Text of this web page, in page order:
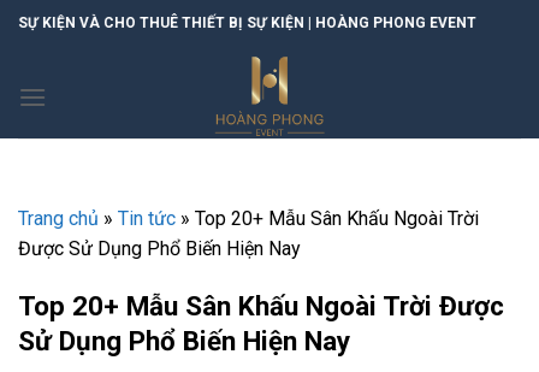
SkipBỊ SỰ KIỆN | HOÀNG PHONG EVENT
Trang chủ » Tin tức » Top 20+ Mẫu Sân Khấu Ngoài Trời
Được Sử Dụng Phổ Biến Hiện Nay
Top 20+ Mẫu Sân Khấu Ngoài Trời Được
Sử Dụng Phổ Biến Hiện Nay